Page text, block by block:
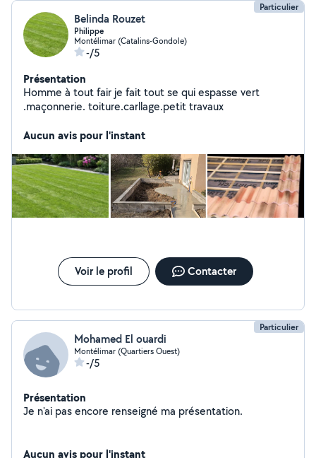
Particulier
Belinda Rouzet
Philippe
Montélimar (Catalins-Gondole)
-/5
Présentation
Homme à tout fair je fait tout se qui espasse vert
.maçonnerie. toiture.carllage.petit travaux
Aucun avis pour l'instant
Voir le profil Contacter
Particulier
Mohamed El ouardi
Montélimar (Quartiers Ouest)
-/5
Présentation
Je n'ai pas encore renseigné ma présentation.
Aucun avis pour l'instant